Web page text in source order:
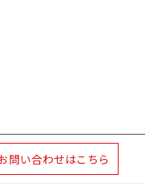
問い合わせはこちら